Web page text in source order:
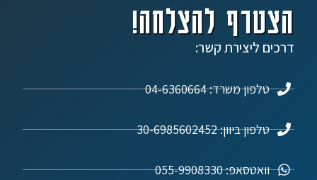
הצטרף להצלחה!
דרכים ליצירת קשר:
טלפון משרד: 04-6360664
טלפון ביוון: 30-6985602452
וואטסאפ: 055-9908330